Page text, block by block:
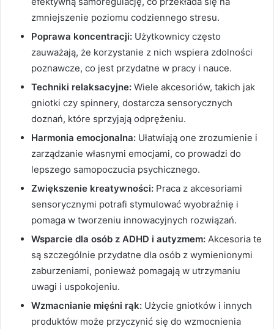
zmniejszenie poziomu codziennego stresu.
Poprawa koncentracji: Użytkownicy często
zauważają, że korzystanie z nich wspiera zdolności
poznawcze, co jest przydatne w pracy i nauce.
Techniki relaksacyjne: Wiele akcesoriów, takich jak
gniotki czy spinnery, dostarcza sensorycznych
doznań, które sprzyjają odprężeniu.
Harmonia emocjonalna: Ułatwiają one zrozumienie i
zarządzanie własnymi emocjami, co prowadzi do
lepszego samopoczucia psychicznego.
Zwiększenie kreatywności: Praca z akcesoriami
sensorycznymi potrafi stymulować wyobraźnię i
pomaga w tworzeniu innowacyjnych rozwiązań.
Wsparcie dla osób z ADHD i autyzmem: Akcesoria te
są szczególnie przydatne dla osób z wymienionymi
zaburzeniami, ponieważ pomagają w utrzymaniu
uwagi i uspokojeniu.
Wzmacnianie mięśni rąk: Użycie gniotków i innych
produktów może przyczynić się do wzmocnienia